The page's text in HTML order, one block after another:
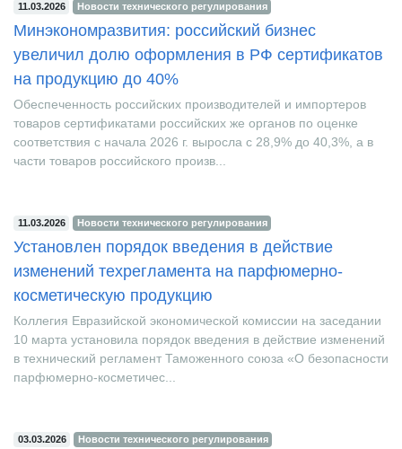
11.03.2026 Новости технического регулирования
Минэкономразвития: российский бизнес
увеличил долю оформления в РФ сертификатов
на продукцию до 40%
Обеспеченность российских производителей и импортеров
товаров сертификатами российских же органов по оценке
соответствия с начала 2026 г. выросла с 28,9% до 40,3%, а в
11.03.2026
Установлен порядок введения в действие
изменений техрегламента на парфюмерно-
косметическую продукцию
Коллегия Евразийской экономической комиссии на заседании
10 марта установила порядок введения в действие изменений
в технический регламент Таможенного союза «О безопасности